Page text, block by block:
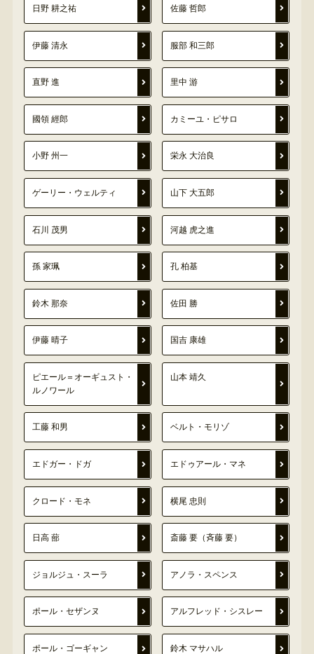
日野 耕之祐 佐藤 哲郎
伊藤 清永 服部 和三郎
直野 進 里中 游
國領 經郎 カミーユ・ピサロ
小野 州一 栄永 大治良
ゲーリー・ウェルティ 山下 大五郎
石川 茂男 河越 虎之進
孫 家珮 孔 柏基
鈴木 那奈 佐田 勝
伊藤 晴子 国吉 康雄
ピエール＝オーギュスト・
ルノワール
山本 靖久
工藤 和男 ベルト・モリゾ
エドガー・ドガ エドゥアール・マネ
クロード・モネ 横尾 忠則
日高 蔀 斎藤 要（斉藤 要）
ジョルジュ・スーラ アノラ・スペンス
ポール・セザンヌ アルフレッド・シスレー
ポール・ゴーギャン 鈴木 マサハル